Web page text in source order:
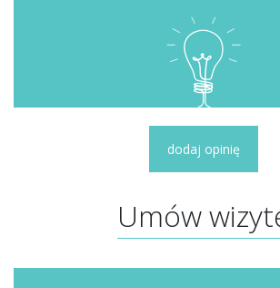
dodaj opinię
Umów